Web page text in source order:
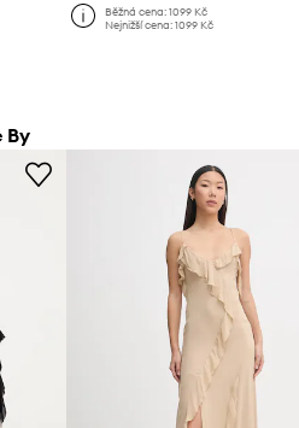
Běžná cena: 1099 Kč
Nejnižší cena: 1099 Kč
By